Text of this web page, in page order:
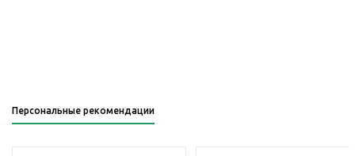
Персональные рекомендации